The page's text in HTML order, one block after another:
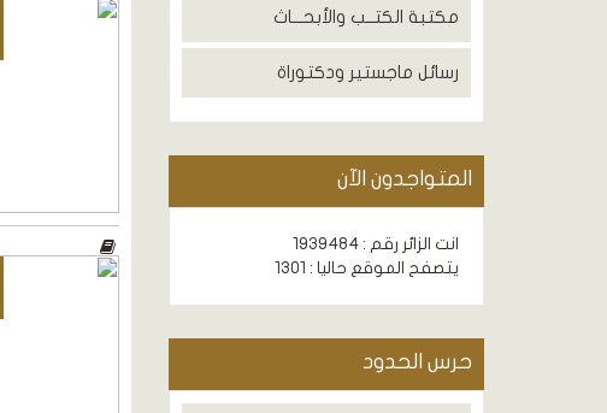
مكتبة الكتــب والأبحـــاث
رسائل ماجستير ودكتوراة
المتواجدون الآن
انت الزائر رقم : 1939484
يتصفح الموقع حاليا : 1301
حرس الحدود